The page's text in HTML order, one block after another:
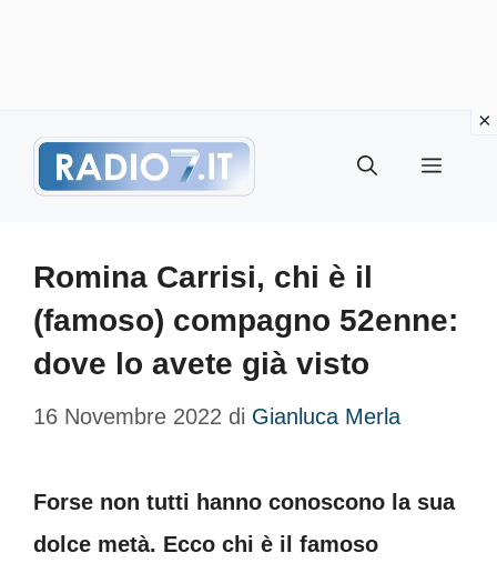
Menu
Romina Carrisi, chi è il
(famoso) compagno 52enne:
dove lo avete già visto
16 Novembre 2022 di Gianluca Merla
Forse non tutti hanno conoscono la sua
dolce metà. Ecco chi è il famoso